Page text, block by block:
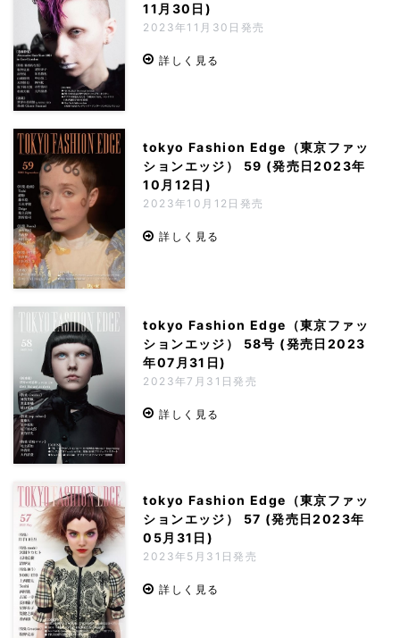
11月30日)
2023年11月30日発売
詳しく見る
tokyo Fashion Edge（東京ファッ
ションエッジ） 59 (発売日2023年
10月12日)
2023年10月12日発売
詳しく見る
tokyo Fashion Edge（東京ファッ
ションエッジ） 58号 (発売日2023
年07月31日)
2023年7月31日発売
詳しく見る
tokyo Fashion Edge（東京ファッ
ションエッジ） 57 (発売日2023年
05月31日)
2023年5月31日発売
詳しく見る